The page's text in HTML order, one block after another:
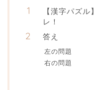
【漢字パズル
レ！
答え
左の問題
右の問題